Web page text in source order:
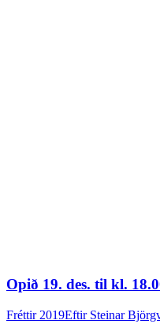
Opið 19. des. til kl.
Fréttir 2019Eftir Steinar